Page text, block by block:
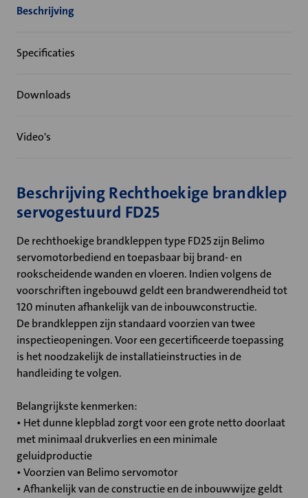
Beschrijving
Specificaties
Downloads
Video's
Beschrijving Rechthoekige brandklep
servogestuurd FD25
De rechthoekige brandkleppen type FD25 zijn Belimo
servomotorbediend en toepasbaar bij brand- en
rookscheidende wanden en vloeren. Indien volgens de
voorschriften ingebouwd geldt een brandwerendheid tot
120 minuten afhankelijk van de inbouwconstructie.
De brandkleppen zijn standaard voorzien van twee
inspectieopeningen. Voor een gecertificeerde toepassing
is het noodzakelijk de installatieinstructies in de
handleiding te volgen.
Belangrijkste kenmerken:
• Het dunne klepblad zorgt voor een grote netto doorlaat
met minimaal drukverlies en een minimale
geluidproductie
• Voorzien van Belimo servomotor
• Afhankelijk van de constructie en de inbouwwijze geldt